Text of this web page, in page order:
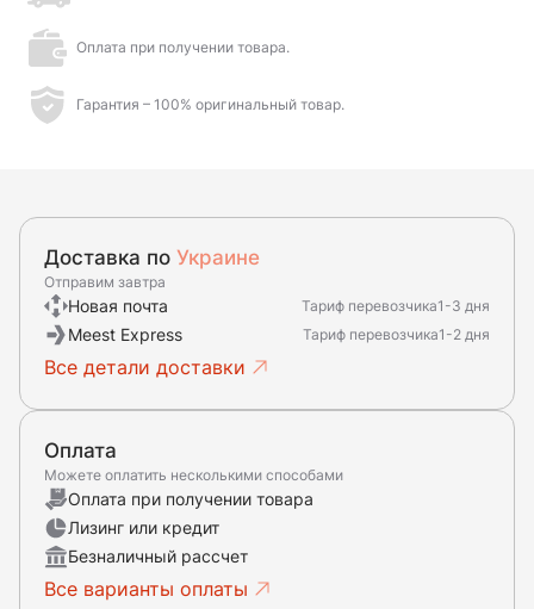
Оплата при получении товара.
Гарантия – 100% оригинальный товар.
Доставка по Украине
Отправим завтра
Новая почта Тариф перевозчика1-3 дня
Meest Express Тариф перевозчика1-2 дня
Все детали доставки
Оплата
Можете оплатить несколькими способами
Оплата при получении товара
Лизинг или кредит
Безналичный рассчет
Все варианты оплаты